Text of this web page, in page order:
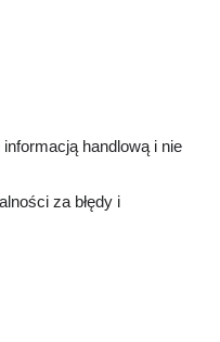
informacją handlową i nie
za błędy i